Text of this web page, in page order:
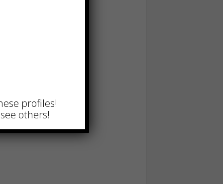
profiles!
others!